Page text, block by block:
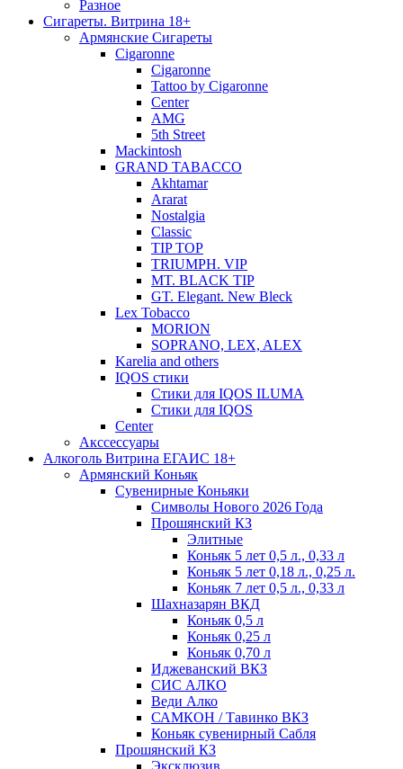
Разное
Сигареты. Витрина 18+
Армянские Сигареты
Cigaronne
Cigaronne
Tattoo by Cigaronne
Center
AMG
5th Street
Mackintosh
GRAND TABACCO
Akhtamar
Ararat
Nostalgia
Classic
TIP TOP
TRIUMPH. VIP
MT. BLACK TIP
GT. Elegant. New Bleck
Lex Tobacco
MORION
SOPRANO, LEX, ALEX
Karelia and others
IQOS стики
Стики для IQOS ILUMA
Стики для IQOS
Сenter
Акссессуары
Алкоголь Витрина ЕГАИС 18+
Армянский Коньяк
Сувенирные Коньяки
Символы Нового 2026 Года
Прошянский КЗ
Элитные
Коньяк 5 лет 0,5 л., 0,33 л
Коньяк 5 лет 0,18 л., 0,25 л.
Коньяк 7 лет 0,5 л., 0,33 л
Шахназарян ВКД
Коньяк 0,5 л
Коньяк 0,25 л
Коньяк 0,70 л
Иджеванский ВКЗ
СИС АЛКО
Веди Алко
САМКОН / Тавинко ВКЗ
Коньяк сувенирный Сабля
Прошянский КЗ
Эксклюзив